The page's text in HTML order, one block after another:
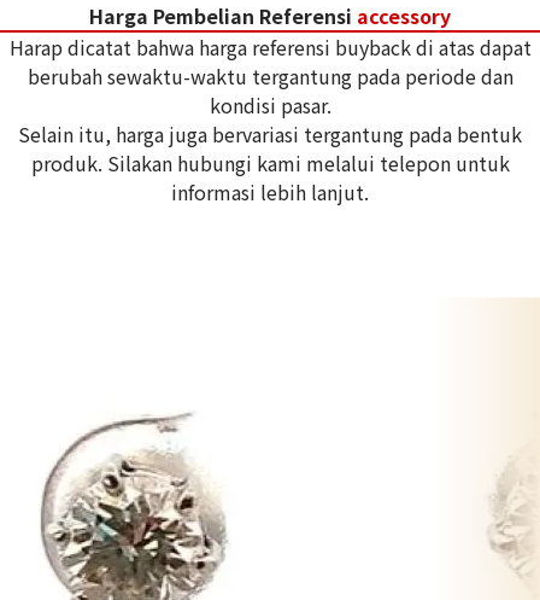
Harga Pembelian Referensi accessory
Harap dicatat bahwa harga referensi buyback di atas dapat
berubah sewaktu-waktu tergantung pada periode dan
kondisi pasar.
Selain itu, harga juga bervariasi tergantung pada bentuk
produk. Silakan hubungi kami melalui telepon untuk
informasi lebih lanjut.